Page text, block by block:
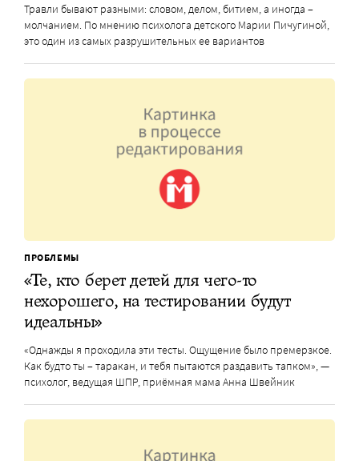
Травли бывают разными: словом, делом, битием, а иногда –
молчанием. По мнению психолога детского Марии Пичугиной,
это один из самых разрушительных ее вариантов
ПРОБЛЕМЫ
«Те, кто берет детей для чего-то
нехорошего, на тестировании будут
идеальны»
«Однажды я проходила эти тесты. Ощущение было премерзкое.
Как будто ты – таракан, и тебя пытаются раздавить тапком», —
психолог, ведущая ШПР, приёмная мама Анна Швейник